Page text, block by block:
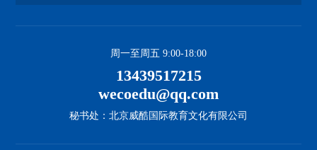
周一至周五 9:00-18:00
13439517215
wecoedu@qq.com
秘书处：北京威酷国际教育文化有限公司